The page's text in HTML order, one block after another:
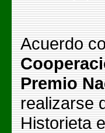
Acuerdo
Premio
realizarse
Historieta